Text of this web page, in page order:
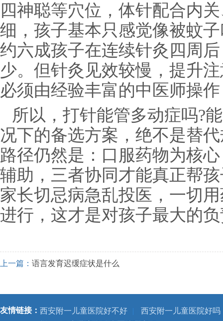
四神聪等穴位，体针配合内
细，孩子基本只感觉像被蚊
约六成孩子在连续针灸四周
少。但针灸见效较慢，提升
必须由经验丰富的中医师操
所以，打针能管多动症吗?
况下的备选方案，绝不是替
路径仍然是：口服药物为核
辅助，三者协同才能真正帮
家长切忌病急乱投医，一切
进行，这才是对孩子最大的
上一篇： 语言发育迟缓症状是什么
友情链接： 西安附一儿童医院好不好 |
西安附一儿童医院好吗